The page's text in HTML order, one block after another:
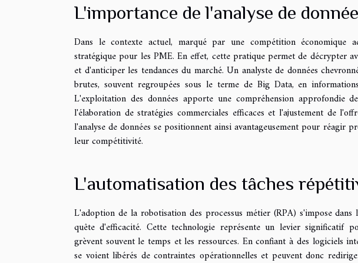
L'importance de l'analyse de
Dans le contexte actuel, marqué par une compétition économique
stratégique pour les PME. En effet, cette pratique permet de décrypter
et d'anticiper les tendances du marché. Un analyste de données
brutes, souvent regroupées sous le terme de Big Data, en
L'exploitation des données apporte une compréhension approfondie
l'élaboration de stratégies commerciales efficaces et l'ajustement de
l'analyse de données se positionnent ainsi avantageusement pour réagir
leur compétitivité.
L'automatisation des tâches
L'adoption de la robotisation des processus métier (RPA) s'impose
quête d'efficacité. Cette technologie représente un levier significatif
grèvent souvent le temps et les ressources. En confiant à des logiciels
se voient libérés de contraintes opérationnelles et peuvent donc